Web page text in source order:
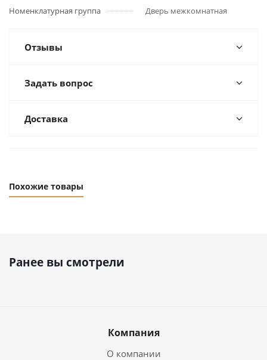
Номенклатурная группа
Дверь межкомнатная
Отзывы
Задать вопрос
Доставка
Похожие товары
Ранее вы смотрели
Компания
О компании